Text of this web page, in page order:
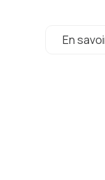
ont
a été mise en
notre site
En